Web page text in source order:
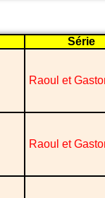
Série
Raoul et
Raoul et